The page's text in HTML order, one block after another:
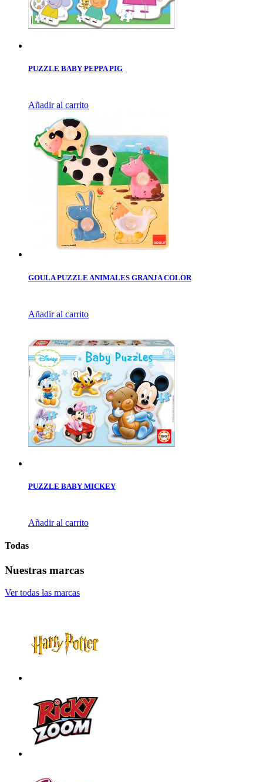
PUZZLE BABY PEPPA PIG
Añadir al carrito
GOULA PUZZLE ANIMALES GRANJA COLOR
Añadir al carrito
PUZZLE BABY MICKEY
Añadir al carrito
Todas
Nuestras marcas
Ver todas las marcas